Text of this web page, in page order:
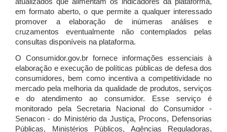
atualizados que alimentam os indicadores da plataforma,
em formato aberto, o que permite a qualquer interessado
promover a elaboração de inúmeras análises e
cruzamentos eventualmente não contemplados pelas
consultas disponíveis na plataforma.
O Consumidor.gov.br fornece informações essenciais à
elaboração e execução de políticas públicas de defesa dos
consumidores, bem como incentiva a competitividade no
mercado pela melhoria da qualidade de produtos, serviços
e do atendimento ao consumidor. Esse serviço é
monitorado pela Secretaria Nacional do Consumidor -
Senacon - do Ministério da Justiça, Procons, Defensorias
Públicas, Ministérios Públicos, Agências Reguladoras,